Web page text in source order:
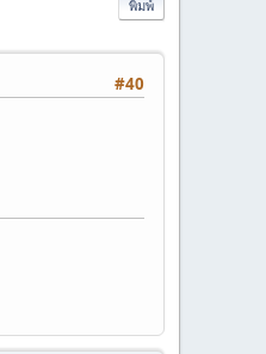
พิมพ์
#40